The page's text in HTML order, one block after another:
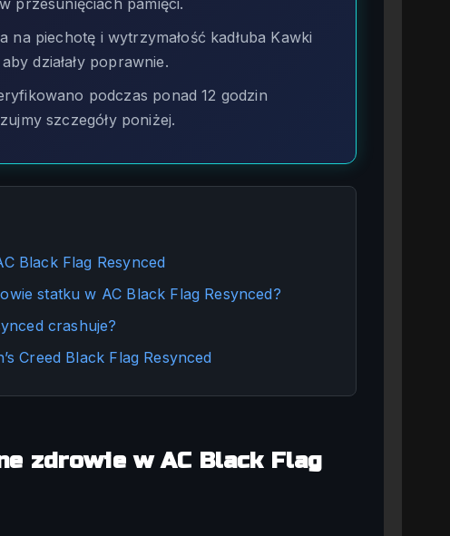
na piechotę i wytrzymałość kadłuba Kawki
działały poprawnie.
podczas ponad 12 godzin
szczegóły poniżej.
Black Flag Resynced
statku w AC Black Flag Resynced?
crashuje?
Creed Black Flag Resynced
zdrowie w AC Black Flag